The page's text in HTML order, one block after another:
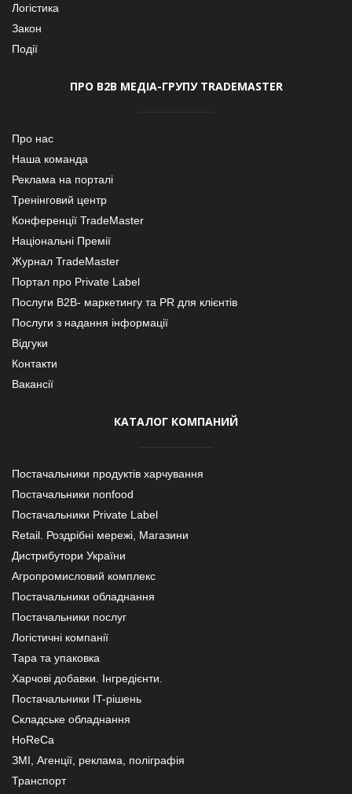
Логістика
Закон
Події
ПРО В2В МЕДІА-ГРУПУ TRADEMASTER
Про нас
Наша команда
Реклама на порталі
Тренінговий центр
Конференції TradeMaster
Національні Премії
Журнал TradeMaster
Портал про Private Label
Послуги В2В- маркетингу та PR для клієнтів
Послуги з надання інформації
Відгуки
Контакти
Вакансії
КАТАЛОГ КОМПАНИЙ
Постачальники продуктів харчування
Постачальники nonfood
Постачальники Private Label
Retail. Роздрібні мережі, Магазини
Дистрибутори України
Агропромисловий комплекс
Постачальники обладнання
Постачальники послуг
Логістичні компанії
Тара та упаковка
Харчові добавки. Інгредієнти.
Постачальники IT-рішень
Складське обладнання
HoReCa
ЗМІ, Агенції, реклама, поліграфія
Транспорт